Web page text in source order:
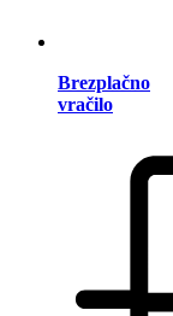
Brezplačno
vračilo